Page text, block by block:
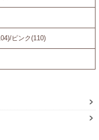
ピンク(110)